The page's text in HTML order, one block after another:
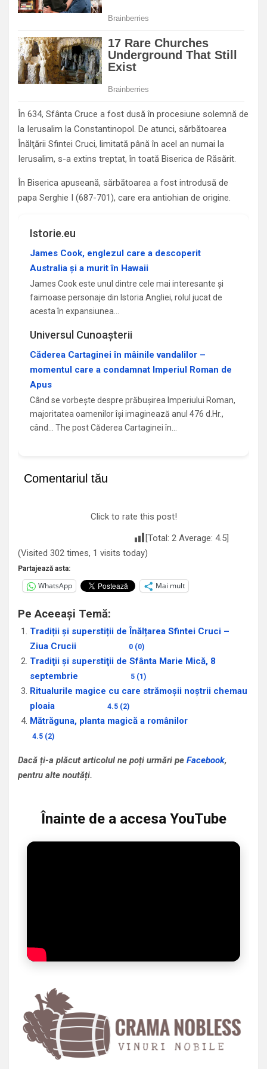
În 634, Sfânta Cruce a fost dusă în procesiune solemnă de
la Ierusalim la Constantinopol. De atunci, sărbătoarea
Înălţării Sfintei Cruci, limitată până în acel an numai la
Ierusalim, s-a extins treptat, în toată Biserica de Răsărit.
În Biserica apuseană, sărbătoarea a fost introdusă de
papa Serghie I (687-701), care era antiohian de origine.
Istorie.eu
James Cook, englezul care a descoperit
Australia și a murit în Hawaii
James Cook este unul dintre cele mai interesante și
faimoase personaje din Istoria Angliei, rolul jucat de
acesta în expansiunea…
Universul Cunoașterii
Căderea Cartaginei în mâinile vandalilor –
momentul care a condamnat Imperiul Roman de
Apus
Când se vorbește despre prăbușirea Imperiului Roman,
majoritatea oamenilor își imaginează anul 476 d.Hr.,
când... The post Căderea Cartaginei în…
Comentariul tău
Click to rate this post!
[Total: 2 Average: 4.5]
(Visited 302 times, 1 visits today)
Partajează asta:
WhatsApp Mai mult
Pe Aceeași Temă:
Tradiții şi superstiții de Înălțarea Sfintei Cruci –
Ziua Crucii
0 (0)
Tradiţii şi superstiţii de Sfânta Marie Mică, 8
septembrie
5 (1)
Ritualurile magice cu care strămoşii noştrii chemau
ploaia
4.5 (2)
Mătrăguna, planta magică a românilor
4.5 (2)
Dacă ți-a plăcut articolul ne poți urmări pe Facebook,
pentru alte noutăți.
Înainte de a accesa YouTube